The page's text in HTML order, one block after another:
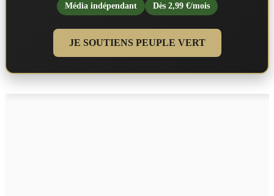
Média indépendant
Dès 2,99 €/mois
JE SOUTIENS PEUPLE VERT